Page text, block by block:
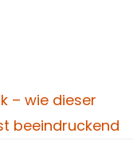
– wie dieser
beeindruckend